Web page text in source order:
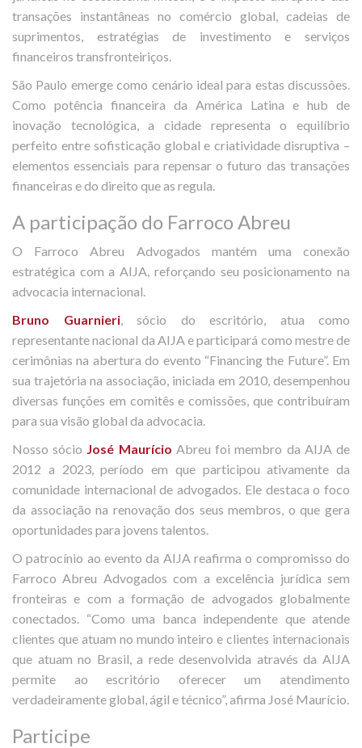
transações instantâneas no comércio global, cadeias de
suprimentos, estratégias de investimento e serviços
financeiros transfronteiriços.
São Paulo emerge como cenário ideal para estas discussões.
Como potência financeira da América Latina e hub de
inovação tecnológica, a cidade representa o equilíbrio
perfeito entre sofisticação global e criatividade disruptiva –
elementos essenciais para repensar o futuro das transações
financeiras e do direito que as regula.
A participação do Farroco Abreu
O Farroco Abreu Advogados mantém uma conexão
estratégica com a AIJA, reforçando seu posicionamento na
advocacia internacional.
Bruno Guarnieri, sócio do escritório, atua como
representante nacional da AIJA e participará como mestre de
cerimônias na abertura do evento “Financing the Future”. Em
sua trajetória na associação, iniciada em 2010, desempenhou
diversas funções em comitês e comissões, que contribuíram
para sua visão global da advocacia.
Nosso sócio José Maurício Abreu foi membro da AIJA de
2012 a 2023, período em que participou ativamente da
comunidade internacional de advogados. Ele destaca o foco
da associação na renovação dos seus membros, o que gera
oportunidades para jovens talentos.
O patrocínio ao evento da AIJA reafirma o compromisso do
Farroco Abreu Advogados com a excelência jurídica sem
fronteiras e com a formação de advogados globalmente
conectados. “Como uma banca independente que atende
clientes que atuam no mundo inteiro e clientes internacionais
que atuam no Brasil, a rede desenvolvida através da AIJA
permite ao escritório oferecer um atendimento
verdadeiramente global, ágil e técnico”, afirma José Maurício.
Participe